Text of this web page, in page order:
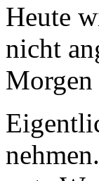
Heute
nicht